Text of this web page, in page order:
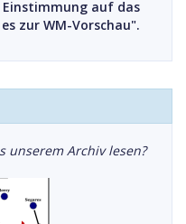
auf das
zur WM-Vorschau".
unserem Archiv lesen?